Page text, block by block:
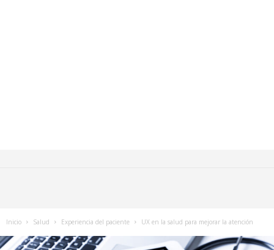
Inicio Salud Experiencia del paciente UX en la salud para mejorar la atención